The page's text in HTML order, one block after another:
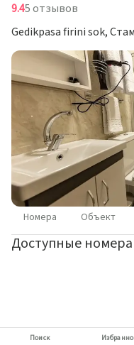
9.45 отзывов
Gedikpasa firini sok,
Номера Объект
Доступные номера
Поиск